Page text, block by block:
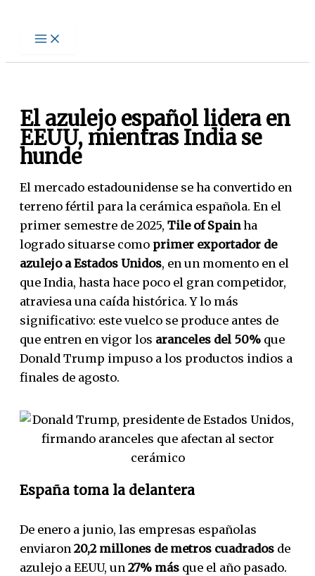
El azulejo español lidera en
EEUU, mientras India se
hunde
El mercado estadounidense se ha convertido en
terreno fértil para la cerámica española. En el
primer semestre de 2025, Tile of Spainha
logrado situarse como primer exportador de
azulejo a Estados Unidos, en un momento en el
que India, hasta hace poco el gran competidor,
atraviesa una caída histórica. Y lo más
significativo: este vuelco se produce antes de
que entren en vigor los aranceles del 50% que
Donald Trump impuso a los productos indios a
finales de agosto.
España toma la delantera
De enero a junio, las empresas españolas
enviaron 20,2 millones de metros cuadrados de
azulejo a EEUU, un 27% más que el año pasado.